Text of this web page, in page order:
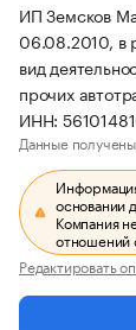
ИП Земсков
06.08.2010, в
вид
прочих
ИНН:
Данные
основании
Компания
отношений
Редактировать